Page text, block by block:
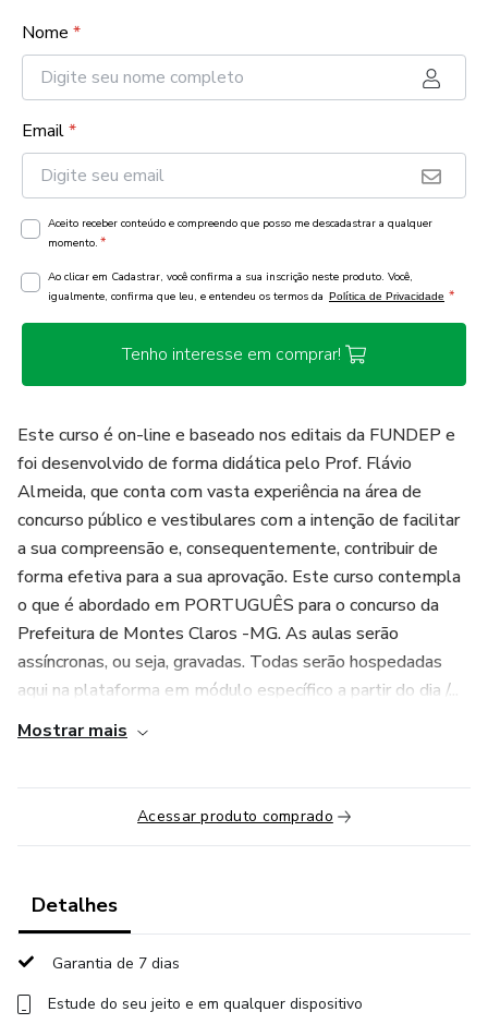
Nome *
Email*
Aceito receber conteúdo e compreendo que posso me descadastrar a qualquer
momento. *
Ao clicar em Cadastrar, você confirma a sua inscrição neste produto. Você,
igualmente, confirma que leu, e entendeu os termos da Política de Privacidade *
Tenho interesse em comprar!
Este curso é on-line e baseado nos editais da FUNDEP e
foi desenvolvido de forma didática pelo Prof. Flávio
Almeida, que conta com vasta experiência na área de
concurso público e vestibulares com a intenção de facilitar
a sua compreensão e, consequentemente, contribuir de
forma efetiva para a sua aprovação. Este curso contempla
o que é abordado em PORTUGUÊS para o concurso da
Prefeitura de Montes Claros -MG. As aulas serão
assíncronas, ou seja, gravadas. Todas serão hospedadas
aqui na plataforma em módulo específico a partir do dia /...
Mostrar mais
Acessar produto comprado
Detalhes
Garantia de 7 dias
Estude do seu jeito e em qualquer dispositivo